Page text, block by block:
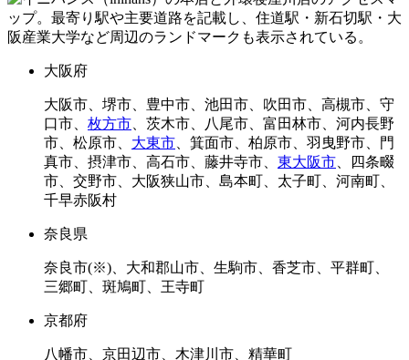
大阪府
大阪市、堺市、豊中市、池田市、吹田市、高槻市、守
口市、 枚方市 、茨木市、八尾市、富田林市、河内長野
市、松原市、 大東市 、箕面市、柏原市、羽曳野市、門
真市、摂津市、高石市、藤井寺市、 東大阪市 、四条畷
市、交野市、大阪狭山市、島本町、太子町、河南町、
千早赤阪村
奈良県
奈良市(※)、大和郡山市、生駒市、香芝市、平群町、
三郷町、斑鳩町、王寺町
京都府
八幡市、京田辺市、木津川市、精華町